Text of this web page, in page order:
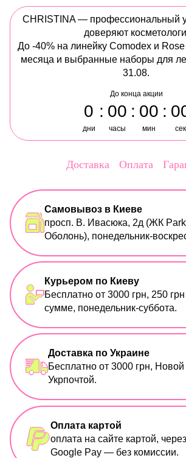
CHRISTINA — профессиональный
доверяют
До -40% на линейку Comodex и
месяца и выбранные наборы для
31.08.
До конца акции
0
дни
00
часы
00
мин сек
Доставка Оплата
Самовывоз в Киеве
просп. В. Ивасюка, 2д (ЖК
Оболонь), понедельник-
Курьером по Киеву
Бесплатно от 3000 грн, 250
сумме, понедельник-суббота.
Доставка по Украине
Бесплатно от 3000 грн,
Укрпочтой.
Оплата картой
оплата на сайте картой,
Google Pay — без комиссии.